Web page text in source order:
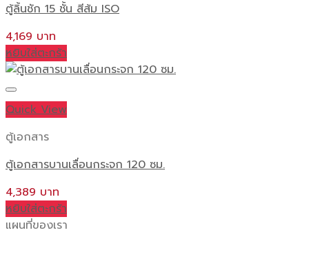
ตู้ลิ้นชัก 15 ชั้น สีส้ม ISO
4,169
หยิบใส่ตะกร้า
Quick View
ตู้เอกสาร
ตู้เอกสารบานเลื่อนกระจก 120 ซม.
4,389
หยิบใส่ตะกร้า
แผนที่ของเรา